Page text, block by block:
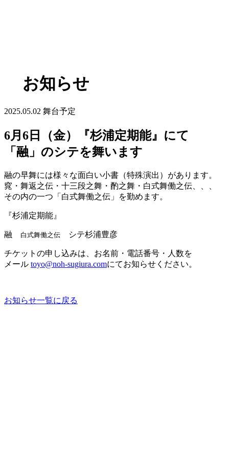
お知らせ
2025.05.02 舞台予定
6月6日（金）『杉浦定期能』にて
「融」のシテを舞います
融の早舞には様々な面白い小書（特殊演出）があります。
窕・舞返之伝・十三段之舞・酌之舞・白式舞働之伝、、、
その内の一つ「白式舞働之伝」を勤めます。
『杉浦定期能』
融 白式舞働之伝 シテ杉浦豊彦
チケットの申し込みは、お名前・電話番号・人数を
メール toyo@noh-sugiura.comにてお知らせください。
お知らせ一覧に戻る